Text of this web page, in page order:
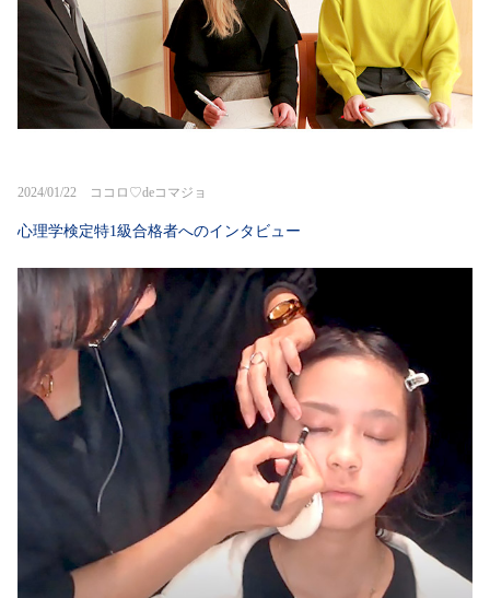
2024/01/22 ココロ♡deコマジョ
心理学検定特1級合格者へのインタビュー